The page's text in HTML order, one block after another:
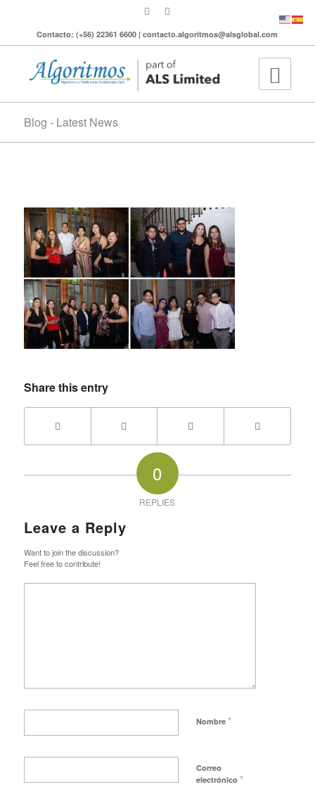
Contacto: (+56) 22361 6600 | contacto.algoritmos@alsglobal.com
Blog - Latest News
Share this entry
0
REPLIES
Leave a Reply
Want to join the discussion?
Feel free to contribute!
Nombre *
Correo
electrónico *